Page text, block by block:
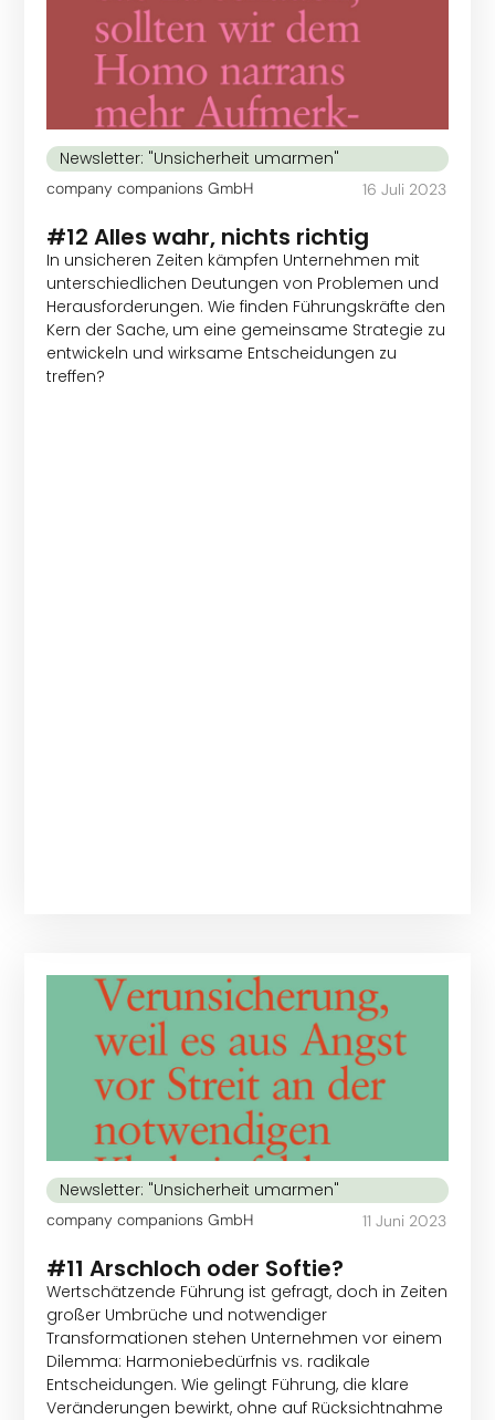
Newsletter: "Unsicherheit umarmen"
company companions GmbH 16 Juli 2023
#12 Alles wahr, nichts richtig
In unsicheren Zeiten kämpfen Unternehmen mit
unterschiedlichen Deutungen von Problemen und
Herausforderungen. Wie finden Führungskräfte den
Kern der Sache, um eine gemeinsame Strategie zu
entwickeln und wirksame Entscheidungen zu
treffen?
Newsletter: "Unsicherheit umarmen"
company companions GmbH 11 Juni 2023
#11 Arschloch oder Softie?
Wertschätzende Führung ist gefragt, doch in Zeiten
großer Umbrüche und notwendiger
Transformationen stehen Unternehmen vor einem
Dilemma: Harmoniebedürfnis vs. radikale
Entscheidungen. Wie gelingt Führung, die klare
Veränderungen bewirkt, ohne auf Rücksichtnahme